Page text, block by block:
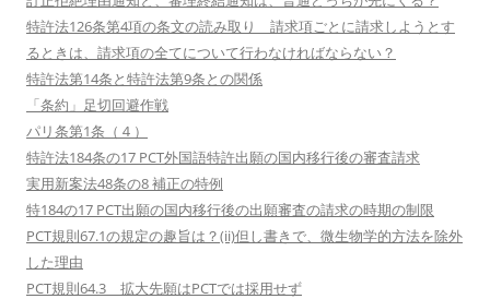
特許法126条第4項の条文の読み取り 請求項ごとに請求しようとす
るときは、請求項の全てについて行わなければならない？
特許法第14条と特許法第9条との関係
「条約」足切回避作戦
パリ条第1条（４）
特許法184条の17 PCT外国語特許出願の国内移行後の審査請求
実用新案法48条の8 補正の特例
特184の17 PCT出願の国内移行後の出願審査の請求の時期の制限
PCT規則67.1の規定の趣旨は？(ii)但し書きで、微生物学的方法を除外
した理由
PCT規則64.3 拡大先願はPCTでは採用せず